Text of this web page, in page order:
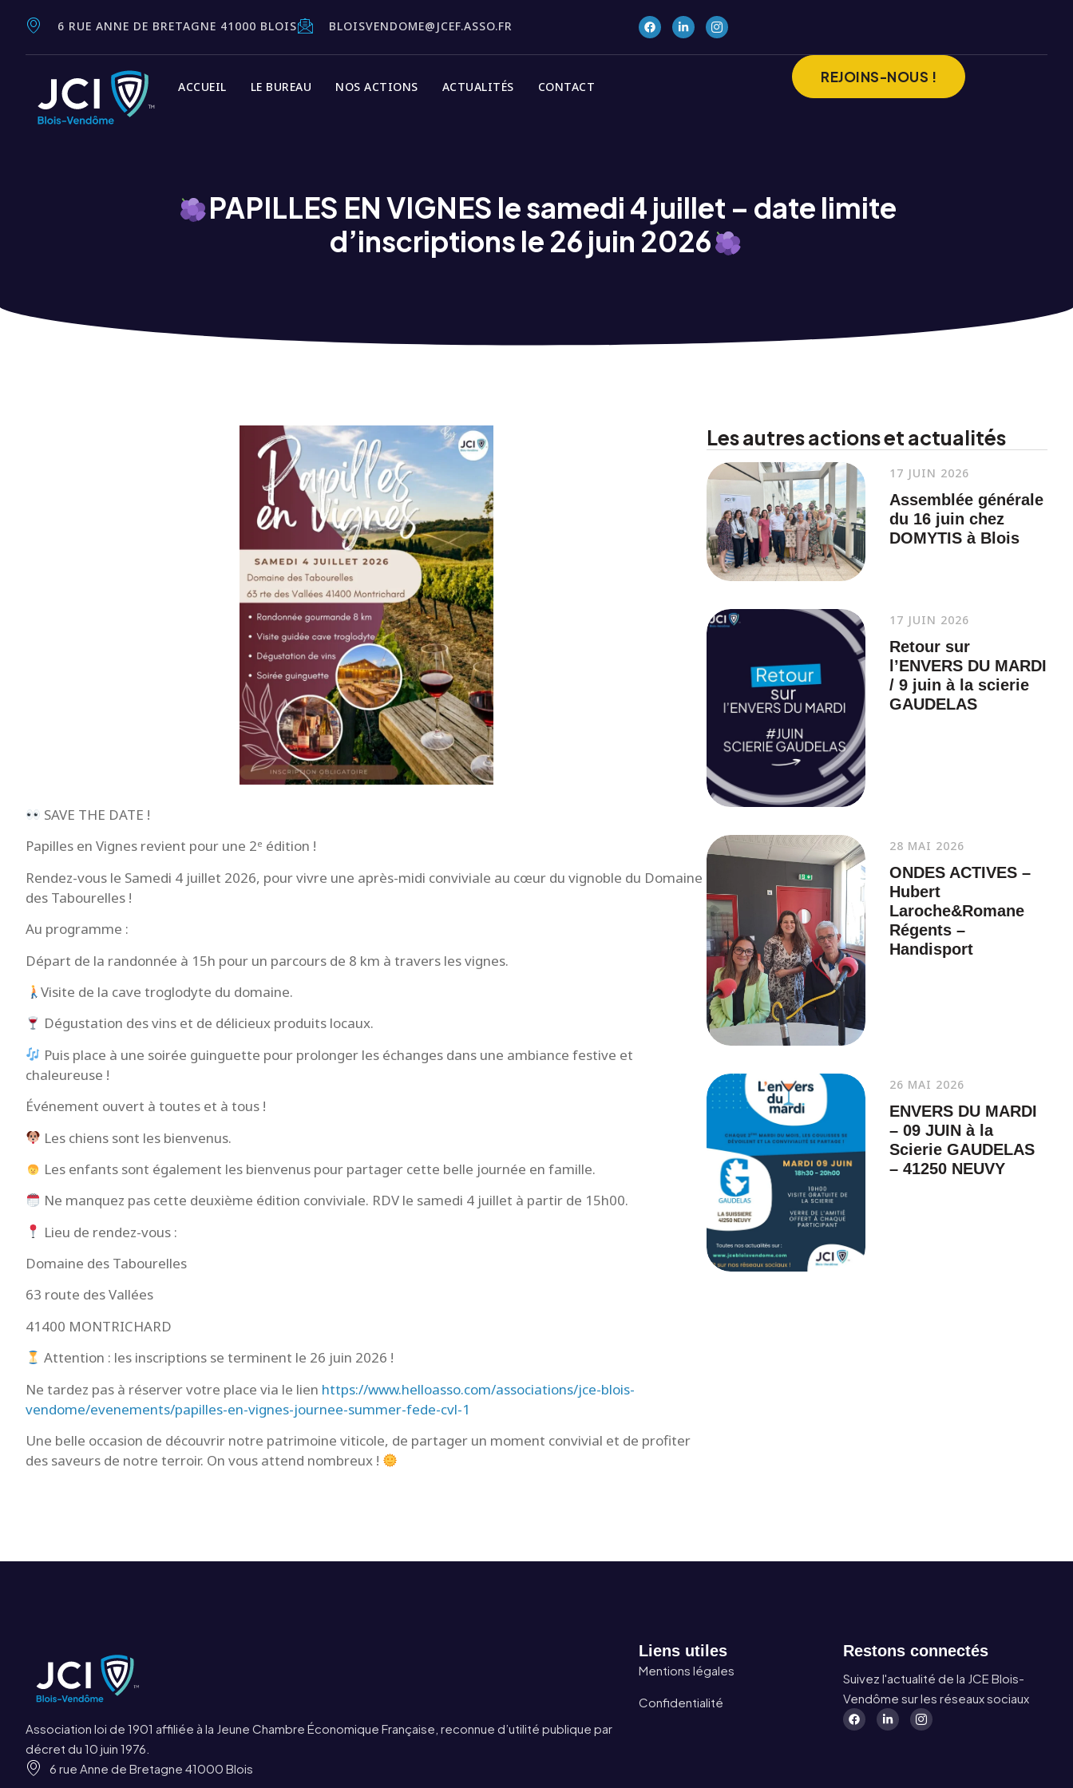
6 RUE ANNE DE BRETAGNE 41000 BLOIS BLOISVENDOME@JCEF.ASSO.FR
ACCUEIL LE BUREAU NOS ACTIONS ACTUALITÉS CONTACT
REJOINS-NOUS !
PAPILLES EN VIGNES le samedi 4 juillet – date limite
d’inscriptions le 26 juin 2026
SAVE THE DATE !
Papilles en Vignes revient pour une 2ᵉ édition !
Rendez-vous le Samedi 4 juillet 2026, pour vivre une après-midi conviviale au cœur du vignoble du Domaine
des Tabourelles !
Au programme :
Départ de la randonnée à 15h pour un parcours de 8 km à travers les vignes.
Visite de la cave troglodyte du domaine.
Dégustation des vins et de délicieux produits locaux.
Puis place à une soirée guinguette pour prolonger les échanges dans une ambiance festive et
chaleureuse !
Événement ouvert à toutes et à tous !
Les chiens sont les bienvenus.
Les enfants sont également les bienvenus pour partager cette belle journée en famille.
Ne manquez pas cette deuxième édition conviviale. RDV le samedi 4 juillet à partir de 15h00.
Lieu de rendez-vous :
Domaine des Tabourelles
63 route des Vallées
41400 MONTRICHARD
Attention : les inscriptions se terminent le 26 juin 2026 !
Ne tardez pas à réserver votre place via le lien https://www.helloasso.com/associations/jce-blois-
vendome/evenements/papilles-en-vignes-journee-summer-fede-cvl-1
Une belle occasion de découvrir notre patrimoine viticole, de partager un moment convivial et de profiter
des saveurs de notre terroir. On vous attend nombreux !
Les autres actions et actualités
17 JUIN 2026
Assemblée générale
du 16 juin chez
DOMYTIS à Blois
17 JUIN 2026
Retour sur
l’ENVERS DU MARDI
/ 9 juin à la scierie
GAUDELAS
28 MAI 2026
ONDES ACTIVES –
Hubert
Laroche&Romane
Régents –
Handisport
26 MAI 2026
ENVERS DU MARDI
– 09 JUIN à la
Scierie GAUDELAS
– 41250 NEUVY
Association loi de 1901 affiliée à la Jeune Chambre Économique Française, reconnue d’utilité publique par
décret du 10 juin 1976.
6 rue Anne de Bretagne 41000 Blois
Liens utiles
Mentions légales
Confidentialité
Restons connectés
Suivez l'actualité de la JCE Blois-
Vendôme sur les réseaux sociaux